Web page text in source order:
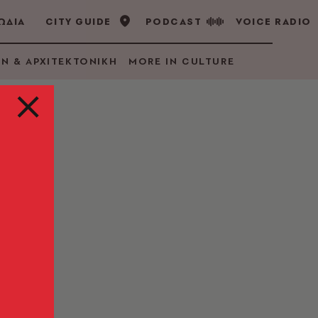
CITY GUIDE PODCAST VOICE RADIO
& ΑΡΧΙΤΕΚΤΟΝΙΚΗ MORE IN CULTURE